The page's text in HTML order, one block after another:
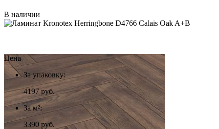
В наличии
Цена
За упаковку:
4197руб.
За м²:
3390 руб.